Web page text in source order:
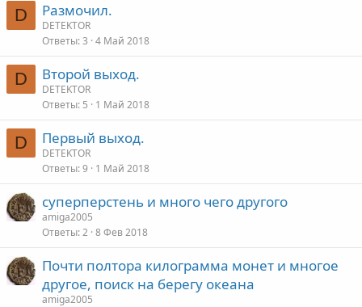
D Размочил.
DETEKTOR
Ответы 3 4 Май 2018
D Второй выход.
DETEKTOR
Ответы 5 1 Май 2018
D Первый выход.
DETEKTOR
Ответы 9 1 Май 2018
суперперстень и много чего другого
amiga2005
Ответы 2 8 Фев 2018
Почти полтора килограмма монет и многое
другое, поиск на берегу океана
amiga2005